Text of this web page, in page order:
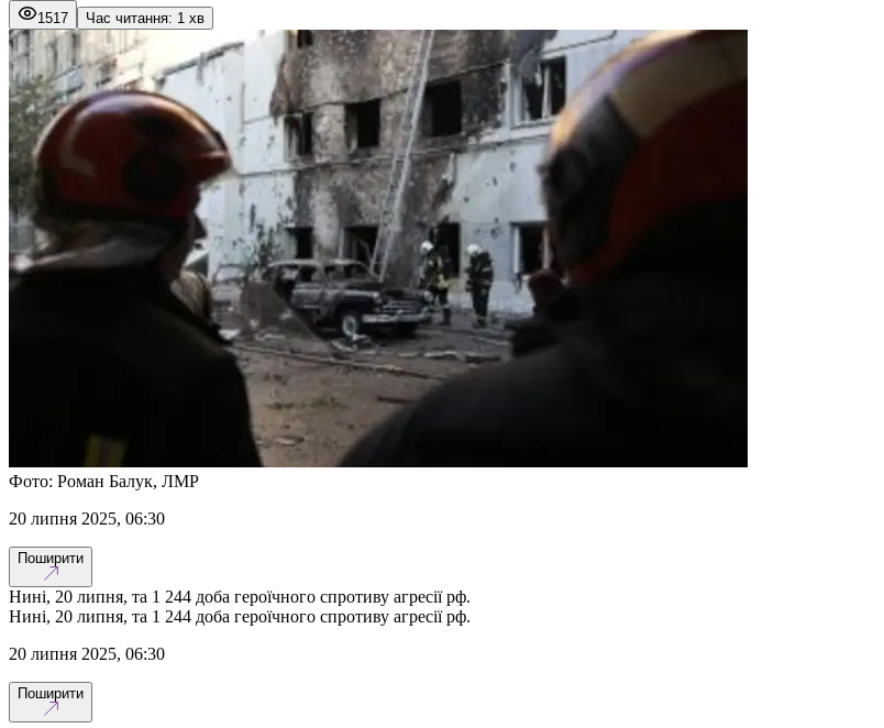
1517 Час читання: 1 хв
Фото: Роман Балук, ЛМР
20 липня 2025, 06:30
Поширити
Нині, 20 липня, та 1 244 доба героїчного спротиву агресії рф.
Нині, 20 липня, та 1 244 доба героїчного спротиву агресії рф.
20 липня 2025, 06:30
Поширити